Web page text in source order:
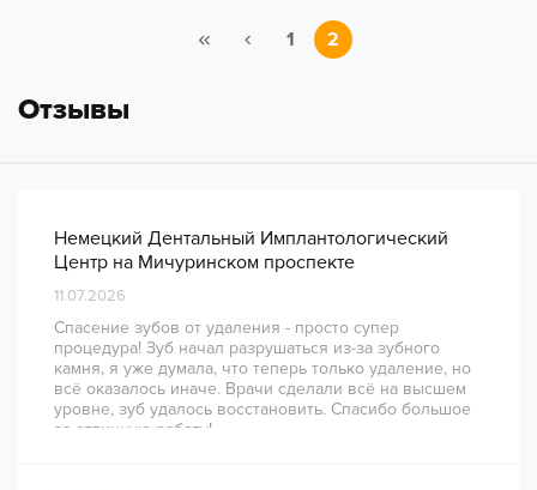
1 2
Отзывы
Немецкий Дентальный Имплантологический
Центр на Мичуринском проспекте
11.07.2026
Спасение зубов от удаления - просто супер
процедура! Зуб начал разрушаться из-за зубного
камня, я уже думала, что теперь только удаление, но
всё оказалось иначе. Врачи сделали всё на высшем
уровне, зуб удалось восстановить. Спасибо большое
за отличную работу!